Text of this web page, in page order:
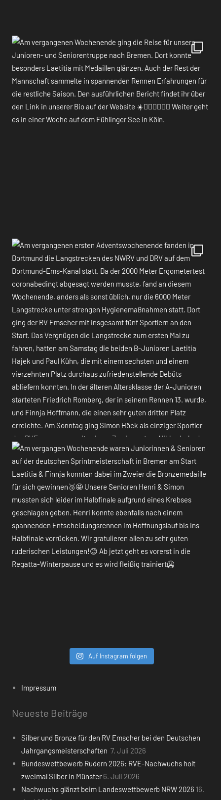
Auf Instagram folgen
Impressum
Neueste Beiträge
Silber und Bronze für den RV Emscher bei den Deutschen
Jahrgangsmeisterschaften 7. Juli 2026
Bundeswettbewerb Rudern 2026: RVE-Nachwuchs holt
zweimal Silber in Münster 6. Juli 2026
Nachwuchs glänzt beim Landeswettbewerb NRW 2026 16.